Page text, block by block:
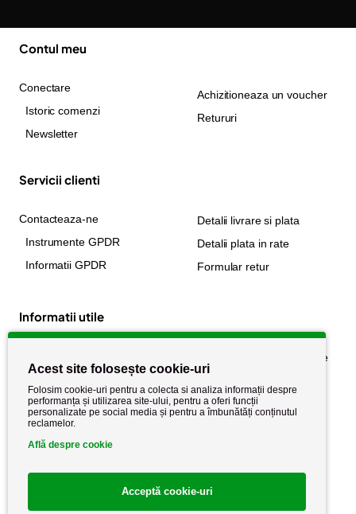
Contul meu
Conectare
Istoric comenzi
Newsletter
Achizitioneaza un voucher
Retururi
Servicii clienti
Contacteaza-ne
Instrumente GPDR
Informatii GPDR
Detalii livrare si plata
Detalii plata in rate
Formular retur
Informatii utile
Politica de cookie
Politica de confidențialitate
Termeni si conditii
Acest site folosește cookie-uri
Folosim cookie-uri pentru a colecta si analiza informații despre
performanța și utilizarea site-ului, pentru a oferi funcții
personalizate pe social media și pentru a îmbunătăți conținutul
reclamelor.
Află despre cookie
Acceptă cookie-uri